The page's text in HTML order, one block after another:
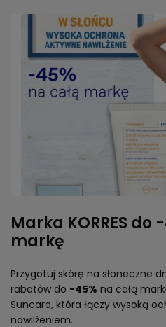
Marka KORRES do
markę
Przygotuj skórę na słoneczne
rabatów do -45% na całą
Suncare, która łączy wysoką
nawilżeniem.